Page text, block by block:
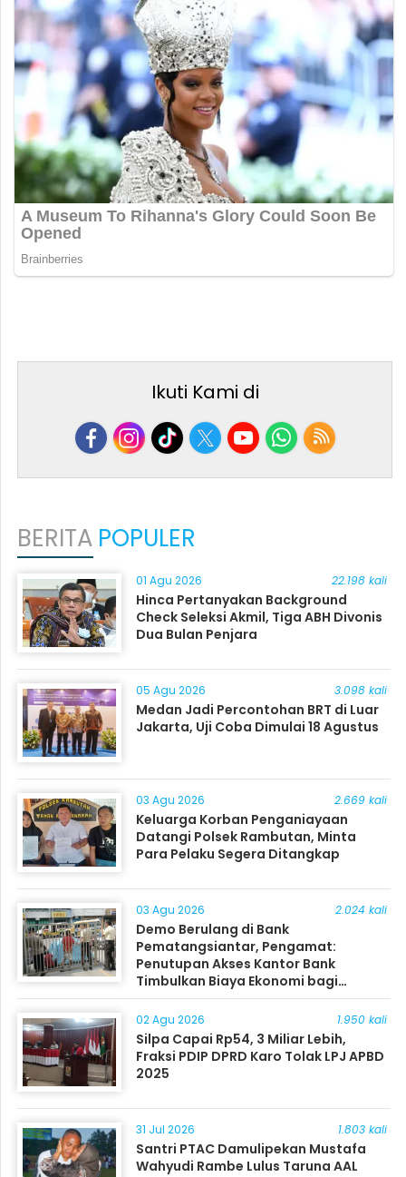
Ikuti Kami di
BERITA POPULER
01 Agu 2026 22.198 kali
Hinca Pertanyakan Background
Check Seleksi Akmil, Tiga ABH Divonis
Dua Bulan Penjara
05 Agu 2026 3.098 kali
Medan Jadi Percontohan BRT di Luar
Jakarta, Uji Coba Dimulai 18 Agustus
03 Agu 2026 2.669 kali
Keluarga Korban Penganiayaan
Datangi Polsek Rambutan, Minta
Para Pelaku Segera Ditangkap
03 Agu 2026 2.024 kali
Demo Berulang di Bank
Pematangsiantar, Pengamat:
Penutupan Akses Kantor Bank
Timbulkan Biaya Ekonomi bagi
Masyarakat
02 Agu 2026 1.950 kali
Silpa Capai Rp54, 3 Miliar Lebih,
Fraksi PDIP DPRD Karo Tolak LPJ APBD
2025
31 Jul 2026 1.803 kali
Santri PTAC Damulipekan Mustafa
Wahyudi Rambe Lulus Taruna AAL